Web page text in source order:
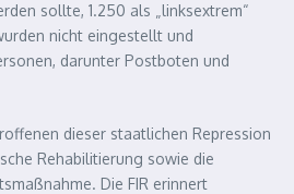
sollte, 1.250 als „linksextrem“
nicht eingestellt und
darunter Postboten und
dieser staatlichen Repression
Rehabilitierung sowie die
Die FIR erinnert